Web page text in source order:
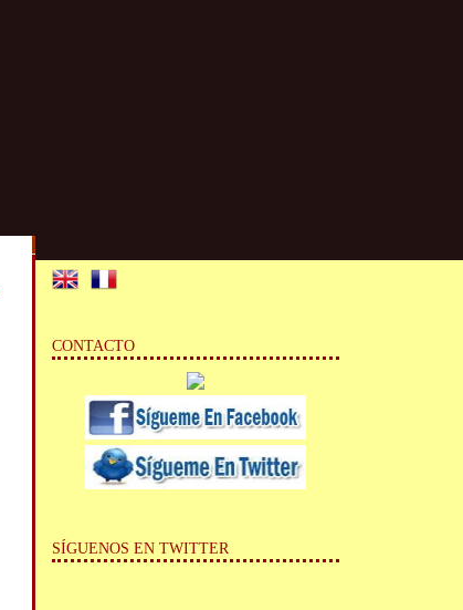
CONTACTO
SÍGUENOS EN TWITTER